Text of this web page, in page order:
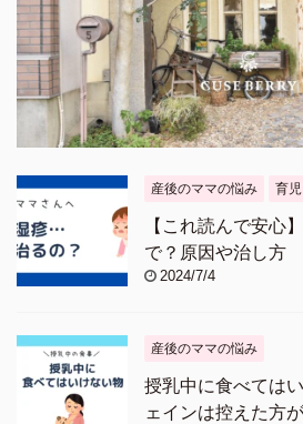
産後のママの悩み 育
【これ読んで安心
で？原因や治し方
2024/7/4
産後のママの悩み
授乳中に食べては
ェインは控えた方